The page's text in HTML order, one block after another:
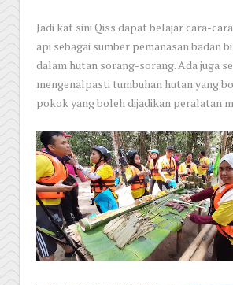
Jadi kat sini Qiss dapat belajar cara-
api sebagai sumber pemanasan badan
dalam hutan sorang-sorang. Ada juga
mengenalpasti tumbuhan hutan yang
pokok yang boleh dijadikan peralatan